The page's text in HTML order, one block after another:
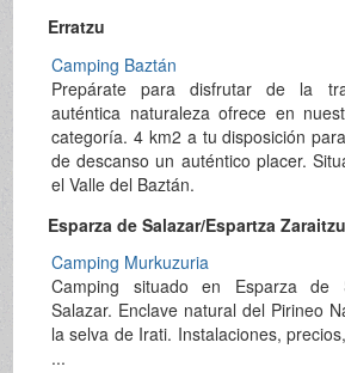
Erratzu
Camping Baztán
Prepárate para disfrutar de la
auténtica naturaleza ofrece en
categoría. 4 km2 a tu disposición
de descanso un auténtico placer.
el Valle del Baztán.
Esparza de Salazar/Espartza Zaraitzu
Camping Murkuzuria
Camping situado en Esparza de
Salazar. Enclave natural del Pirineo
la selva de Irati. Instalaciones,
...